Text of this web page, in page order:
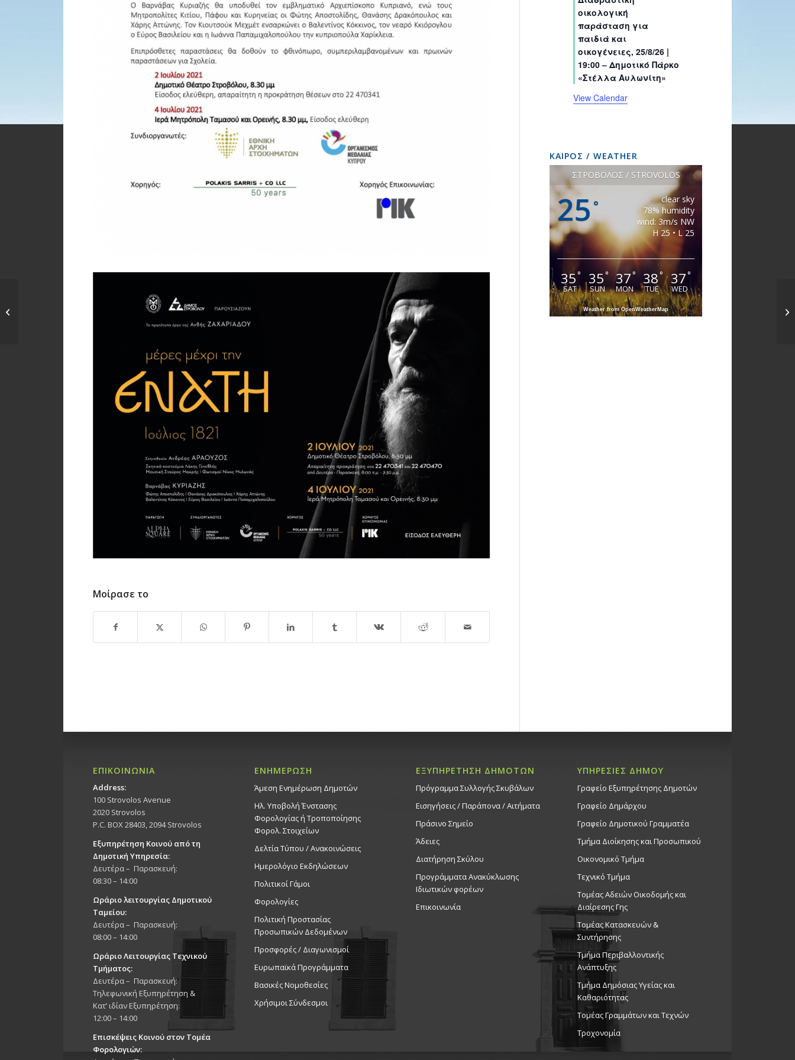
Μοίρασε το
sssss
t
s
t
s
t
s
t
s
t
s
t
s
οικολογική
παράσταση για
παιδιά και
οικογένειες, 25/8/26 |
19:00 – Δημοτικό Πάρκο
«Στέλλα Αυλωνίτη»
View Calendar
ΚΑΙΡΟΣ / WEATHER
ΣΤΡΟΒΟΛΟΣ / STROVOLOS
25 °
clear sky
78% humidity
wind: 3m/s NW
H 25 • L 25
35°
SAT
35°
SUN
37°
MON
38°
TUE
37°
WED
Weather from OpenWeatherMap
ΕΠΙΚΟΙΝΩΝΙΑ
Address:
100 Strovolos Avenue
2020 Strovolos
P.C. BOX 28403, 2094 Strovolos
Εξυπηρέτηση Κοινού από τη
Δημοτική Υπηρεσία:
Δευτέρα – Παρασκευή:
08:30 – 14:00
Ωράριο λειτουργίας Δημοτικού
Ταμείου:
Δευτέρα – Παρασκευή:
08:00 – 14:00
Ωράριο Λειτουργίας Τεχνικού
Τμήματος:
Δευτέρα – Παρασκευή:
Τηλεφωνική Εξυπηρέτηση &
Κατ’ ιδίαν Εξυπηρέτηση:
12:00 – 14:00
Επισκέψεις Κοινού στον Τομέα
Φορολογιών:
ΕΝΗΜΕΡΩΣΗ
Άμεση Ενημέρωση Δημοτών
Ηλ. Υποβολή Ένστασης
Φορολογίας ή Τροποποίησης
Φορολ. Στοιχείων
Δελτία Τύπου / Ανακοινώσεις
Ημερολόγιο Εκδηλώσεων
Πολιτικοί Γάμοι
Φορολογίες
Πολιτική Προστασίας
Προσωπικών Δεδομένων
Προσφορές / Διαγωνισμοί
Ευρωπαϊκά Προγράμματα
Βασικές Νομοθεσίες
Χρήσιμοι Σύνδεσμοι
ΕΞΥΠΗΡΕΤΗΣΗ ΔΗΜΟΤΩΝ
Πρόγραμμα Συλλογής Σκυβάλων
Εισηγήσεις / Παράπονα / Αιτήματα
Πράσινο Σημείο
Άδειες
Διατήρηση Σκύλου
Προγράμματα Ανακύκλωσης
Ιδιωτικών φορέων
Επικοινωνία
ΥΠΗΡΕΣΙΕΣ ΔΗΜΟΥ
Γραφείο Εξυπηρέτησης Δημοτών
Γραφείο Δημάρχου
Γραφείο Δημοτικού Γραμματέα
Τμήμα Διοίκησης και Προσωπικού
Οικονομικό Τμήμα
Τεχνικό Τμήμα
Τομέας Αδειών Οικοδομής και
Διαίρεσης Γης
Τομέας Κατασκευών &
Συντήρησης
Τμήμα Περιβαλλοντικής
Ανάπτυξης
Tμήμα Δημόσιας Υγείας και
Καθαριότητας
Τομέας Γραμμάτων και Τεχνών
Τροχονομία